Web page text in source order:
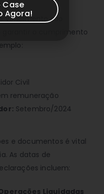
vencimento são
o cumprimento
Civil
remuneração
Setembro/2024
e documentos é vital
As datas de
incluem:
Liquidadas
Case
Agora!